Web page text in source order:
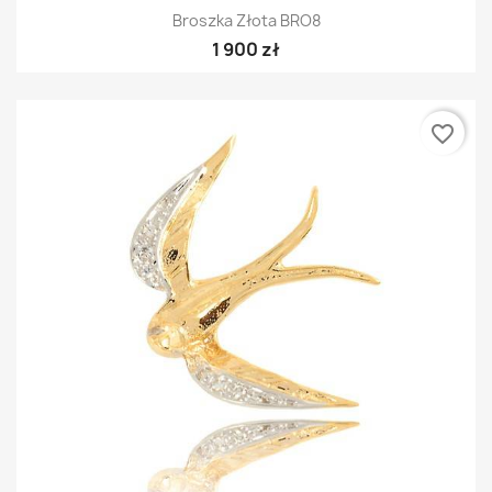
Broszka Złota BRO8
1 900 zł
favorite_border